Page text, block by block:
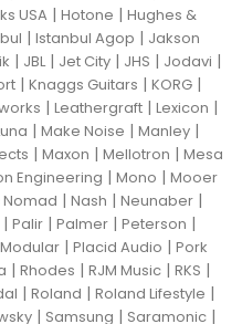
USA | Hotone | Hughes &
| Istanbul Agop | Jakson
| JBL| Jet City | JHS | Jodavi |
| Knaggs Guitars | KORG |
| Leathergraft | Lexicon |
| Make Noise | Manley |
| Maxon | Mellotron | Mesa
Engineering | Mono | Mooer
Nomad | Nash | Neunaber |
| Palir | Palmer | Peterson |
| Placid Audio | Pork
| Rhodes | RJM Music | RKS |
| Roland | Roland Lifestyle |
| Samsung | Saramonic |